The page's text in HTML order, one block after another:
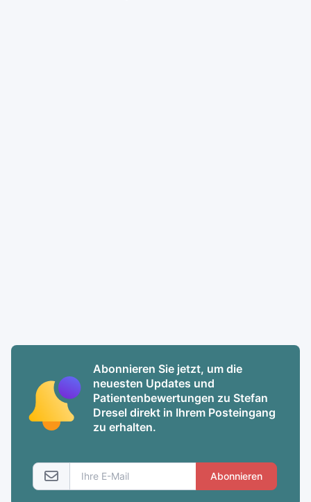
Abonnieren Sie jetzt, um die
neuesten Updates und
Patientenbewertungen zu Stefan
Dresel direkt in Ihrem Posteingang
zu erhalten.
Abonnieren